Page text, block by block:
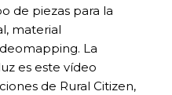
de piezas para la
material
La
es este vídeo
de Rural Citizen,